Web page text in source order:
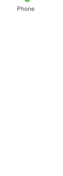
Phone